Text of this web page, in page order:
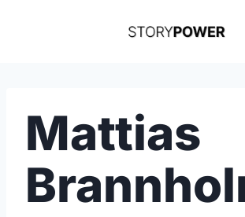
Mattias